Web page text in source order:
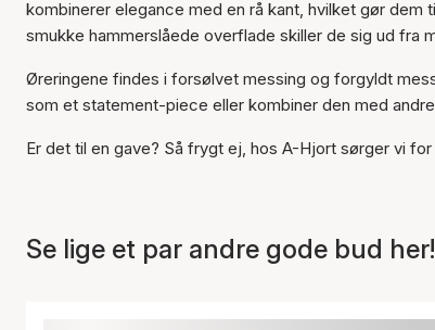
kombinerer elegance med en rå kant, hvilket gør
smukke hammerslåede overflade skiller de sig ud
Øreringene findes i forsølvet messing og forgyldt
som et statement-piece eller kombiner den med
Er det til en gave? Så frygt ej, hos A-Hjort sørger vi
Se lige et par andre gode bud her!